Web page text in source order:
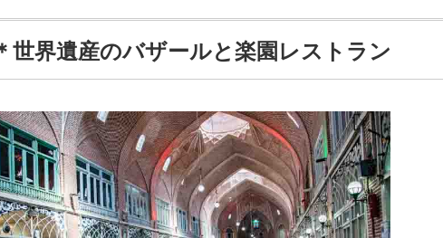
世界遺産のバザールと楽園レストラン